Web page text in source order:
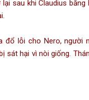
sau khi Claudius
đổ lỗi cho Nero, người
sát hại vì nòi giống.